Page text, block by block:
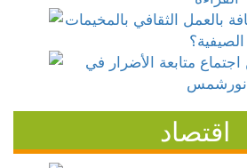
اقتصاد